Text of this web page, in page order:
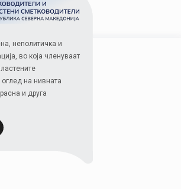
неполитичка и
во која членуваат
на нивната
и друга